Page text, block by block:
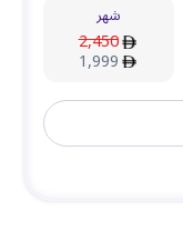
شهر
2,450
1,999